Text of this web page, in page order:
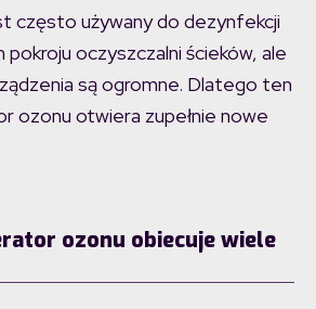
często używany do dezynfekcji
pokroju oczyszczalni ścieków, ale
są ogromne. Dlatego ten
ozonu otwiera zupełnie nowe
ozonu obiecuje wiele